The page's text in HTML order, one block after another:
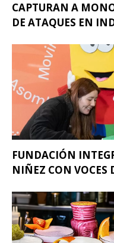
CAPTURAN A
DE ATAQUES EN
FUNDACIÓN
NIÑEZ CON VOCES